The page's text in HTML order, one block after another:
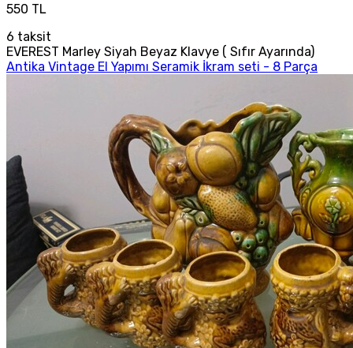
550 TL
6 taksit
EVEREST Marley Siyah Beyaz Klavye ( Sıfır Ayarında)
Antika Vintage El Yapımı Seramik İkram seti - 8 Parça